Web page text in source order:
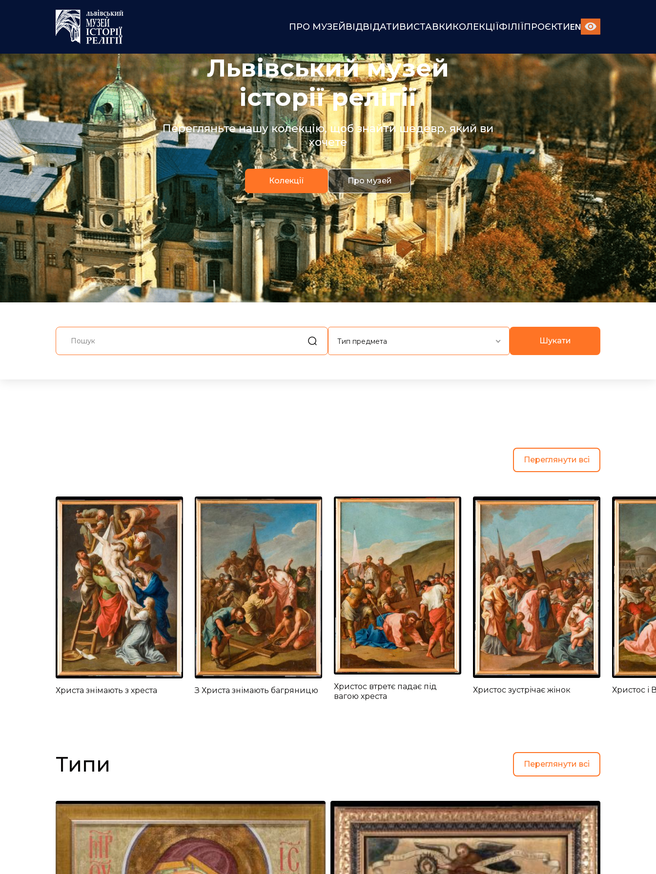
ПРО МУЗЕЙВІДВІДАТИВИСТАВКИКОЛЕКЦІЇФІЛІЇПРОЄКТИEN
Львівський музей
історії релігії
Перегляньте нашу колекцію, щоб знайти шедевр, який ви
хочете
Колекції Про музей
Тип предмета Шукати
Переглянути всі
Христа знімають з хреста З Христа знімають багряницю
Христос втретє падає під
вагою хреста
Христос зустрічає жінок Христос і
Типи Переглянути всі